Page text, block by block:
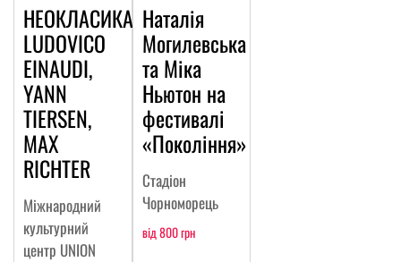
НЕОКЛАСИКА:
LUDOVICO
EINAUDI,
YANN
TIERSEN,
MAX
RICHTER
Міжнародний
культурний
центр UNION
Наталія
Могилевська
та Міка
Ньютон на
фестивалі
«Покоління»
Стадіон
Чорноморець
від 800 грн